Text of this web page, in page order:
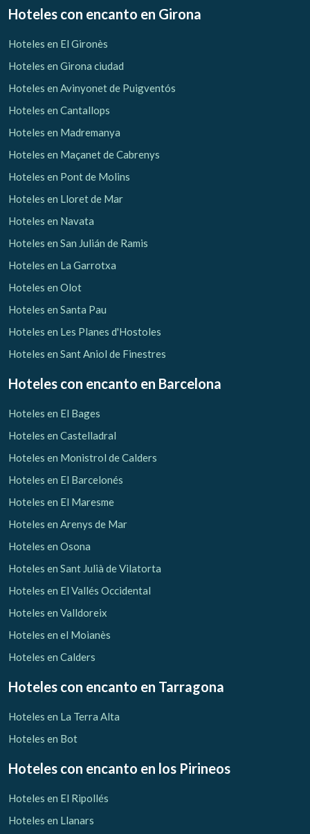
Hoteles con encanto en Girona
Hoteles en El Gironès
Hoteles en Girona ciudad
Hoteles en Avinyonet de Puigventós
Hoteles en Cantallops
Hoteles en Madremanya
Hoteles en Maçanet de Cabrenys
Hoteles en Pont de Molins
Hoteles en Lloret de Mar
Hoteles en Navata
Hoteles en San Julián de Ramis
Hoteles en La Garrotxa
Hoteles en Olot
Hoteles en Santa Pau
Hoteles en Les Planes d'Hostoles
Hoteles en Sant Aniol de Finestres
Hoteles con encanto en Barcelona
Hoteles en El Bages
Hoteles en Castelladral
Hoteles en Monistrol de Calders
Hoteles en El Barcelonés
Hoteles en El Maresme
Hoteles en Arenys de Mar
Hoteles en Osona
Hoteles en Sant Julià de Vilatorta
Hoteles en El Vallés Occidental
Hoteles en Valldoreix
Hoteles en el Moianès
Hoteles en Calders
Hoteles con encanto en Tarragona
Hoteles en La Terra Alta
Hoteles en Bot
Hoteles con encanto en los Pirineos
Hoteles en El Ripollés
Hoteles en Llanars